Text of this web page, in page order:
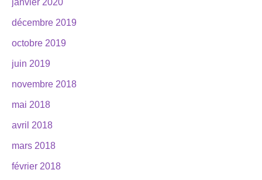
janvier 2020
décembre 2019
octobre 2019
juin 2019
novembre 2018
mai 2018
avril 2018
mars 2018
février 2018